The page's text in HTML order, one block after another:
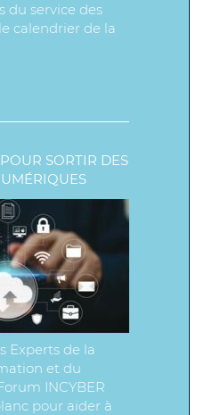
du service des
calendrier de la
SORTIR DES
Experts de la
et du
INCYBER
pour aider à